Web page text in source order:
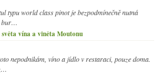
typu world class pinot je bezpodmínečně nutná
bur…
vína a viněta Moutonu
nepodnikám, víno a jídlo v restaraci, pouze doma.